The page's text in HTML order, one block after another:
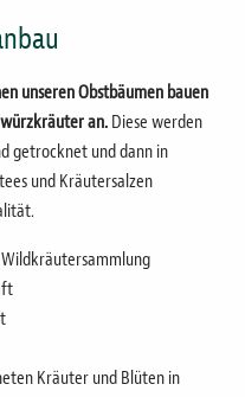
unseren Obstbäumen bauen
an. Diese werden
getrocknet und dann in
und Kräutersalzen
Kräuter und Blüten in